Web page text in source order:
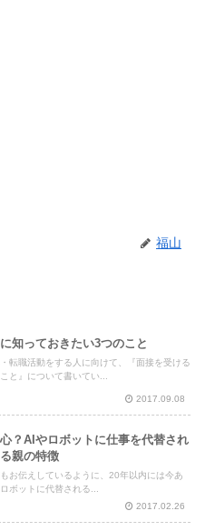
福山
知っておきたい3つのこと
転職活動をする人に向けて、『面接を受ける
と』について書いてい...
2017.09.08
？AIやロボットに仕事を代替され
親の特徴
お伝えしているように、20年以内には今あ
ボットに代替される...
2017.02.26